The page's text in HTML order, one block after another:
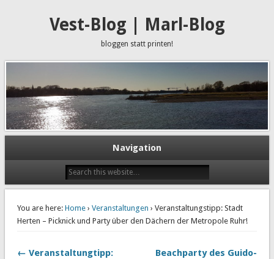
Vest-Blog | Marl-Blog
bloggen statt printen!
Navigation
You are here: Home› Veranstaltungen › Veranstaltungstipp: Stadt
Herten – Picknick und Party über den Dächern der Metropole Ruhr!
← Veranstaltungtipp:
Beachparty des Guido-